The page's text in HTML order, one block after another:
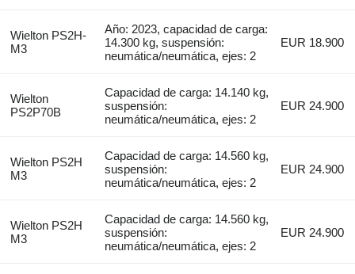
Wielton PS2H-
M3
Año: 2023, capacidad de carga:
14.300 kg, suspensión:
neumática/neumática, ejes: 2
EUR 18.900
Wielton
PS2P70B
Capacidad de carga: 14.140 kg,
suspensión:
neumática/neumática, ejes: 2
EUR 24.900
Wielton PS2H
M3
Capacidad de carga: 14.560 kg,
suspensión:
neumática/neumática, ejes: 2
EUR 24.900
Wielton PS2H
M3
Capacidad de carga: 14.560 kg,
suspensión:
neumática/neumática, ejes: 2
EUR 24.900